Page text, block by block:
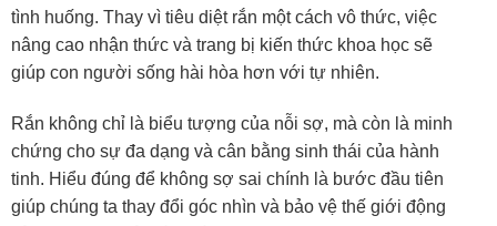
tình huống. Thay vì tiêu diệt rắn một cách vô thức, việc
nâng cao nhận thức và trang bị kiến thức khoa học sẽ
giúp con người sống hài hòa hơn với tự nhiên.
Rắn không chỉ là biểu tượng của nỗi sợ, mà còn là minh
chứng cho sự đa dạng và cân bằng sinh thái của hành
tinh. Hiểu đúng để không sợ sai chính là bước đầu tiên
giúp chúng ta thay đổi góc nhìn và bảo vệ thế giới động